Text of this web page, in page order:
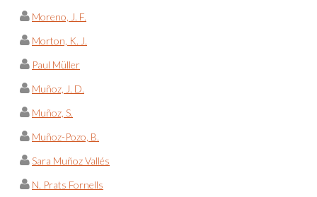
Moreno, J. F.
Morton, K. J.
Paul Müller
Muñoz, J. D.
Muñoz, S.
Muñoz-Pozo, B.
Sara Muñoz Vallés
N. Prats Fornells